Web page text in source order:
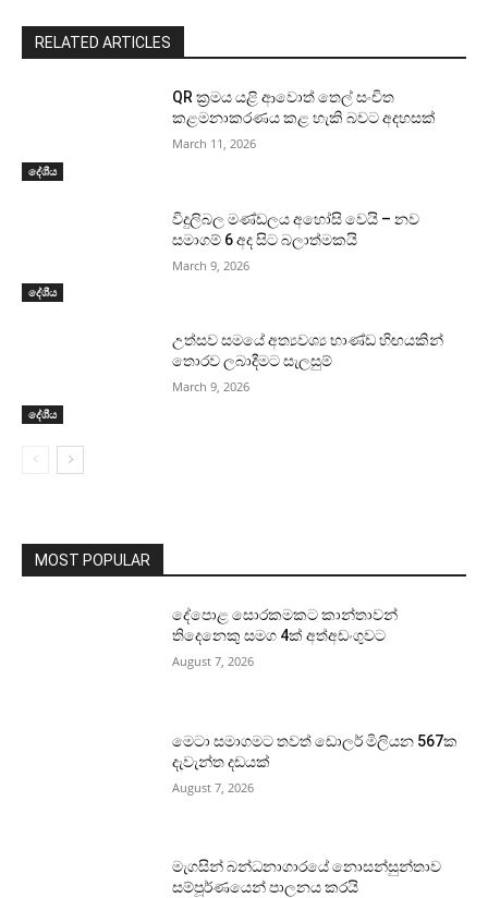
RELATED ARTICLES
දේශීය
QR ක්‍රමය යළි ආවොත් තෙල් සංචිත
කළමනාකරණය කළ හැකි බවට අදහසක්
March 11, 2026
දේශීය
විදුලිබල මණ්ඩලය අහෝසි වෙයි – නව
සමාගම් 6 අද සිට බලාත්මකයි
March 9, 2026
දේශීය
උත්සව සමයේ අත්‍යවශ්‍ය භාණ්ඩ හිඟයකින්
තොරව ලබාදීමට සැලසුම්
March 9, 2026
MOST POPULAR
දේපොළ සොරකමකට කාන්තාවන්
තිදෙනෙකු සමග 4ක් අත්අඩංගුවට
August 7, 2026
මෙටා සමාගමට තවත් ඩොලර් මිලියන 567ක
දැවැන්ත දඩයක්
August 7, 2026
මැගසින් බන්ධනාගාරයේ නොසන්සුන්තාව
සම්පූර්ණයෙන් පාලනය කරයි